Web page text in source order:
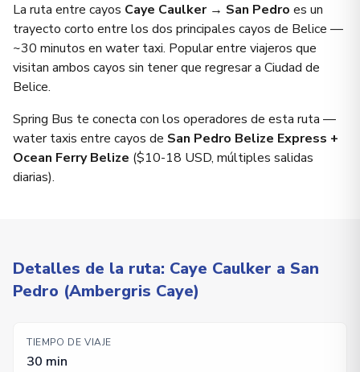
La ruta entre cayos Caye Caulker → San Pedro es un
trayecto corto entre los dos principales cayos de Belice —
~30 minutos en water taxi. Popular entre viajeros que
visitan ambos cayos sin tener que regresar a Ciudad de
Belice.
Spring Bus te conecta con los operadores de esta ruta —
water taxis entre cayos de San Pedro Belize Express +
Ocean Ferry Belize ($10-18 USD, múltiples salidas
diarias).
Detalles de la ruta: Caye Caulker a San
Pedro (Ambergris Caye)
TIEMPO DE VIAJE
30 min